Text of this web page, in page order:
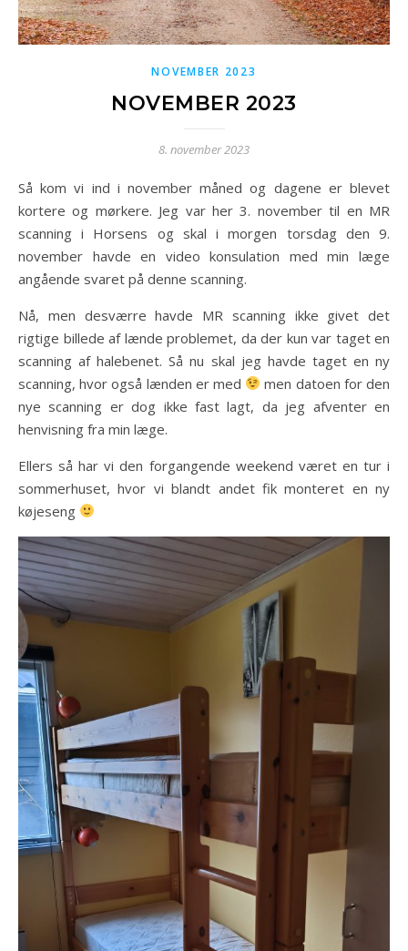
NOVEMBER 2023
NOVEMBER 2023
8. november 2023
Så kom vi ind i november måned og dagene er blevet
kortere og mørkere. Jeg var her 3. november til en MR
scanning i Horsens og skal i morgen torsdag den 9.
november havde en video konsulation med min læge
angående svaret på denne scanning.
Nå, men desværre havde MR scanning ikke givet det
rigtige billede af lænde problemet, da der kun var taget en
scanning af halebenet. Så nu skal jeg havde taget en ny
scanning, hvor også lænden er med
men datoen for den
nye scanning er dog ikke fast lagt, da jeg afventer en
henvisning fra min læge.
Ellers så har vi den forgangende weekend været en tur i
sommerhuset, hvor vi blandt andet fik monteret en ny
køjeseng